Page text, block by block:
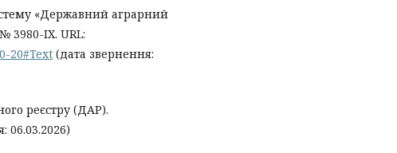
«Державний аграрний
3980-IX. URL:
20#Text (дата звернення:
реєстру (ДАР).
06.03.2026)